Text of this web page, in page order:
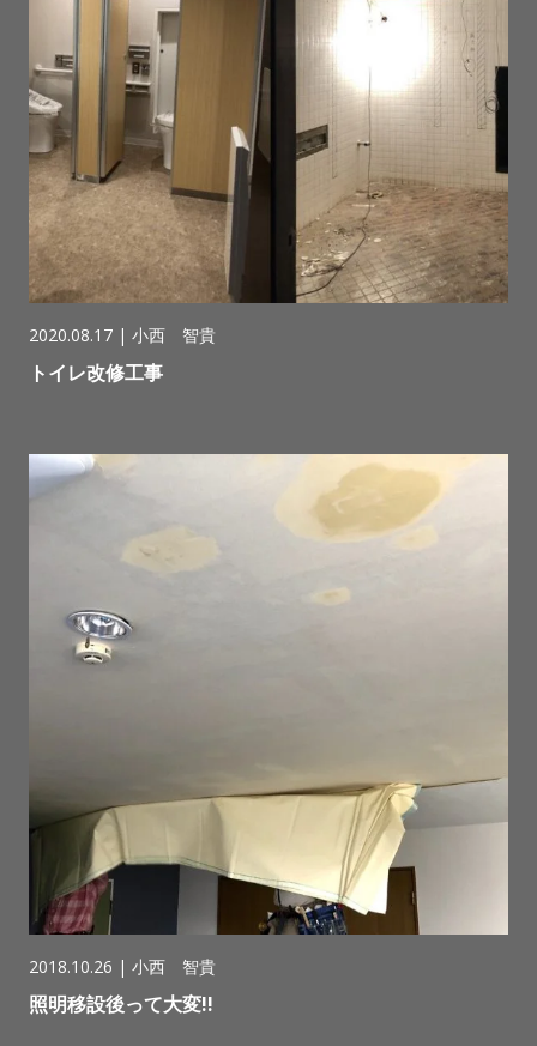
2020.08.17 | 小西 智貴
トイレ改修工事
2018.10.26 | 小西 智貴
照明移設後って大変!!